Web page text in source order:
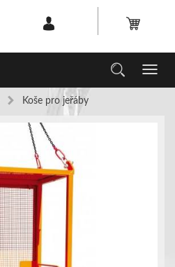
Toggle
Koše pro jeřáby